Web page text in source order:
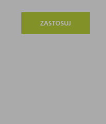
ZASTOSUJ